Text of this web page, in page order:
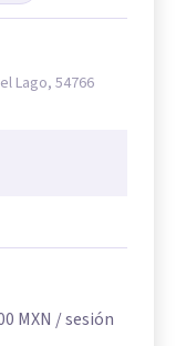
Lago, 54766
MXN / sesión